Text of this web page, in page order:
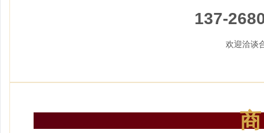
137-
欢迎洽谈
商